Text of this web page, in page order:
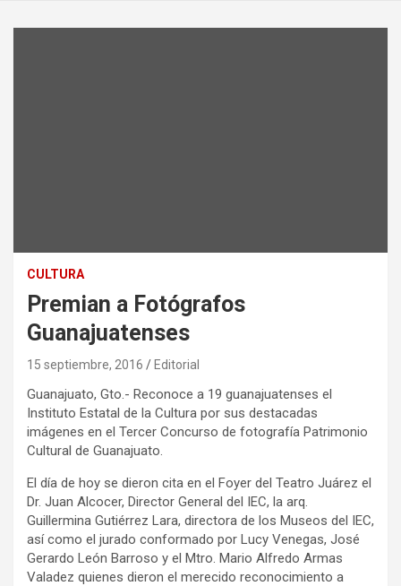
CULTURA
Premian a Fotógrafos
Guanajuatenses
15 septiembre, 2016 Editorial
Guanajuato, Gto.- Reconoce a 19 guanajuatenses el
Instituto Estatal de la Cultura por sus destacadas
imágenes en el Tercer Concurso de fotografía Patrimonio
Cultural de Guanajuato.
El día de hoy se dieron cita en el Foyer del Teatro Juárez el
Dr. Juan Alcocer, Director General del IEC, la arq.
Guillermina Gutiérrez Lara, directora de los Museos del IEC,
así como el jurado conformado por Lucy Venegas, José
Gerardo León Barroso y el Mtro. Mario Alfredo Armas
Valadez quienes dieron el merecido reconocimiento a